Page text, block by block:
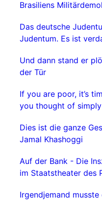
Brasiliens
Das deutsche
Judentum. Es ist
Und dann stand er
der Tür
If you are poor, it’s
you thought of
Dies ist die ganze
Jamal Khashoggi
Auf der Bank - Die
im Staatstheater des
Irgendjemand